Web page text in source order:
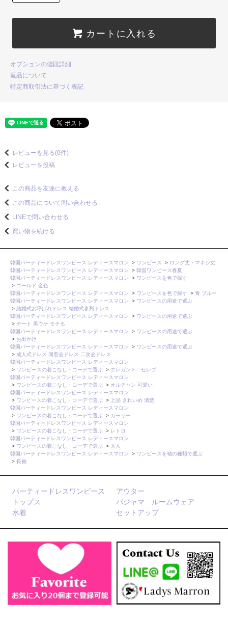
カートに入れる
オプションの値段詳細
返品について
特定商取引法に基づく表記
レビューを見る(0件)
レビューを投稿
この商品を友達に教える
この商品について問い合わせる
LINEで問い合わせる
買い物を続ける
韓国パーティードレスワンピース レディースマロン > ワンピース > ロング丈・マキシ丈
韓国パーティードレスワンピース レディースマロン
> 韓国ワンピース春夏
韓国パーティードレスワンピース レディースマロン
> ワンピースを色で探す
> ゴールド 金色
韓国パーティードレスワンピース レディースマロン
> ワンピースを色で探す > 青 ブルー
韓国パーティードレスワンピース レディースマロン
> ワンピースの用途で選ぶ
> 結婚式お呼ばれドレス 結婚式参列ドレス
韓国パーティードレスワンピース レディースマロン
> ワンピースの用途で選ぶ
> デート 男ウケ モテる
韓国パーティードレスワンピース レディースマロン
> ワンピースの用途で選ぶ
> お出かけ
韓国パーティードレスワンピース レディースマロン
> ワンピースの用途で選ぶ
> 成人式ドレス 同窓会ドレス 二次会ドレス
韓国パーティードレスワンピース レディースマロン
> ワンピースの着こなし・コーデで選ぶ > エレガント セレブ
韓国パーティードレスワンピース レディースマロン
> ワンピースの着こなし・コーデで選ぶ > オルチャン 可愛い
韓国パーティードレスワンピース レディースマロン
> ワンピースの着こなし・コーデで選ぶ >
上品 きれいめ 清楚
韓国パーティードレスワンピース レディースマロン
> ワンピースの着こなし・コーデで選ぶ > ガーリー
韓国パーティードレスワンピース レディースマロン
> ワンピースの着こなし・コーデで選ぶ > レトロ
韓国パーティードレスワンピース レディースマロン
> ワンピースの着こなし・コーデで選ぶ > 大人
韓国パーティードレスワンピース レディースマロン
> ワンピースを袖の種類で選ぶ
> 長袖
パーティードレスワンピース
アウター
トップス
パジャマ ルームウェア
水着
セットアップ